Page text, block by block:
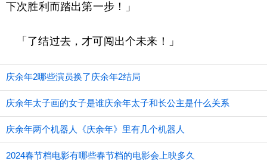
下次胜利而踏出第一步！」
「了结过去，才可闯出个未来！」
庆余年2哪些演员换了庆余年2结局
庆余年太子画的女子是谁庆余年太子和长公主是什么关系
庆余年两个机器人《庆余年》里有几个机器人
2024春节档电影有哪些春节档的电影会上映多久